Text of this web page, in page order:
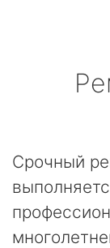
Срочный